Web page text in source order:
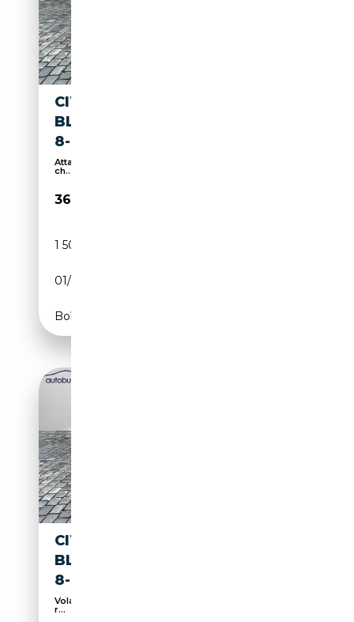
CITROEN SPACETOURER 2.2
BLUEHDI 180 AUTOM PLUS XL
8-SITZER AHK KA LED
Attache remorque, Système de navigation, Sièges
ch...
36 970€
1 500 km
01/2026
Boîte automatique
CITROEN SPACETOURER 2.2
BLUEHDI 180 AUTOM PLUS M
8-SITZER AHK KA LED L
Volant chauffant, Système de navigation, Attache
r...